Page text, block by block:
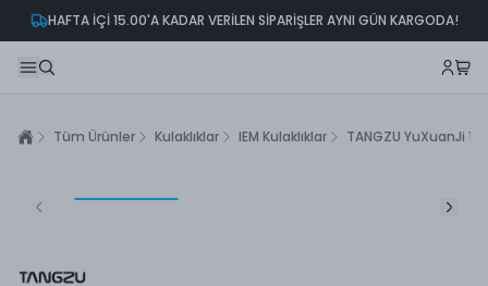
HAFTA İÇİ 15.00'A KADAR VERİLEN SİPARİŞLER AYNI GÜN KARGODA!
Tüm Ürünler Kulaklıklar IEM Kulaklıklar TANGZU YuXuanJi